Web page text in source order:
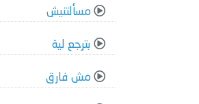
مسألتنيش
بترجع لية
مش فارق